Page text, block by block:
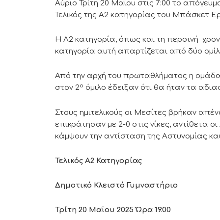
Αύριο Τρίτη 20 Μαΐου στις 7:00 το
Τελικός της Α2 κατηγορίας του Μπάσκετ
Η Α2 κατηγορία, όπως και τη περσινή
κατηγορία αυτή απαρτίζεται από δύο
Από την αρχή του πρωταθλήματος η ομάδα
στον 2ο όμιλο έδειξαν ότι θα ήταν τα
Στους ημιτελικούς οι Μεσίτες βρήκαν
επικράτησαν με 2-0 στις νίκες, αντίθετα
κάμψουν την αντίσταση της Αστυνομίας
Τελικός Α2 Κατηγορίας
Δημοτικό Κλειστό Γυμναστήριο
Τρίτη 20 Μαΐου 2025 Ώρα 19.00